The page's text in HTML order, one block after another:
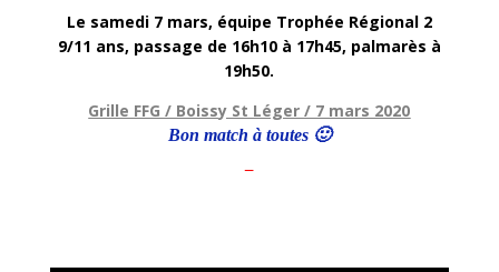
Le samedi 7 mars, équipe Trophée Régional 2
9/11 ans, passage de 16h10 à 17h45, palmarès à
19h50.
Grille FFG / Boissy St Léger / 7 mars 2020
Bon match à toutes 🙂
–